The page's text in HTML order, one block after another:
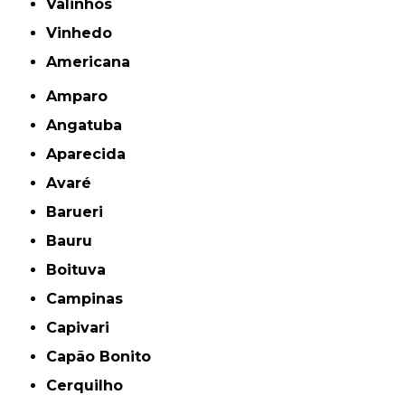
Valinhos
Vinhedo
americana
Amparo
Angatuba
Aparecida
Avaré
Barueri
Bauru
Boituva
Campinas
Capivari
Capão Bonito
Cerquilho